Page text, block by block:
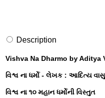
Description
Vishva Na Dharmo by Aditya
વિશ્વ ના ધર્મો - લેખક : આદિત્ય વાસુ
વિશ્વ ના ૧૦ મહાન ધર્મોની વિસ્તુત